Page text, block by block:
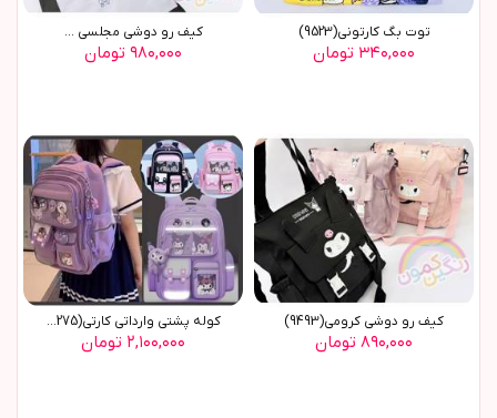
توت بگ کارتوني(9523)
۳۴۰,۰۰۰ تومان
کيف رو دوشي مجلسي ...
۹۸۰,۰۰۰ تومان
کيف رو دوشي کرومي(9493)
۸۹۰,۰۰۰ تومان
کوله پشتي وارداتي کارتي(9275)
۲,۱۰۰,۰۰۰ تومان